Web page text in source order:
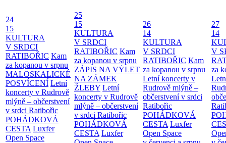
24
15
KULTURA
V SRDCI
RATIBOŘIC Kam
za kopanou v srpnu
MALOSKALICKÉ
POSVÍCENÍ Letní
koncerty v Rudrově
mlýně – občerstvení
v srdci Ratibořic
POHÁDKOVÁ
CESTA Luxfer
Open Space
25
15
KULTURA
V SRDCI
RATIBOŘIC Kam
za kopanou v srpnu
ZÁPIS NA VÝLET
NA ZÁMEK
ŽLEBY Letní
koncerty v Rudrově
mlýně – občerstvení
v srdci Ratibořic
POHÁDKOVÁ
CESTA Luxfer
26
14
KULTURA
V SRDCI
RATIBOŘIC Kam
za kopanou v srpnu
Letní koncerty v
Rudrově mlýně –
občerstvení v srdci
Ratibořic
POHÁDKOVÁ
CESTA Luxfer
Open Space
27
14
V
za